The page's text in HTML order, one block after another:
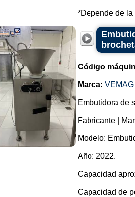
*Depende de la
Código
Marca: VEMAG
Embutidora de
Fabricante |
Modelo:
Año: 2022.
Capacidad
Capacidad de